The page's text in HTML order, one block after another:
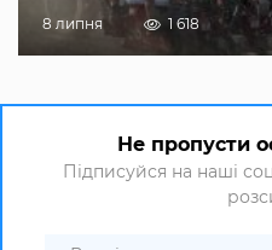
8 липня 1 618
Не пропусти
Підписуйся на наші